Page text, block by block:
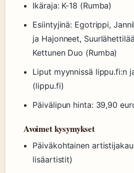
Ikäraja: K-18 (Rumba)
Esiintyjinä: Egotrippi,
ja Hajonneet,
Kettunen Duo (Rumba)
Liput myynnissä lippu.fi:n
(lippu.fi)
Päivälipun hinta: 39,90
Avoimet kysymykset
Päiväkohtainen
lisäartistit)